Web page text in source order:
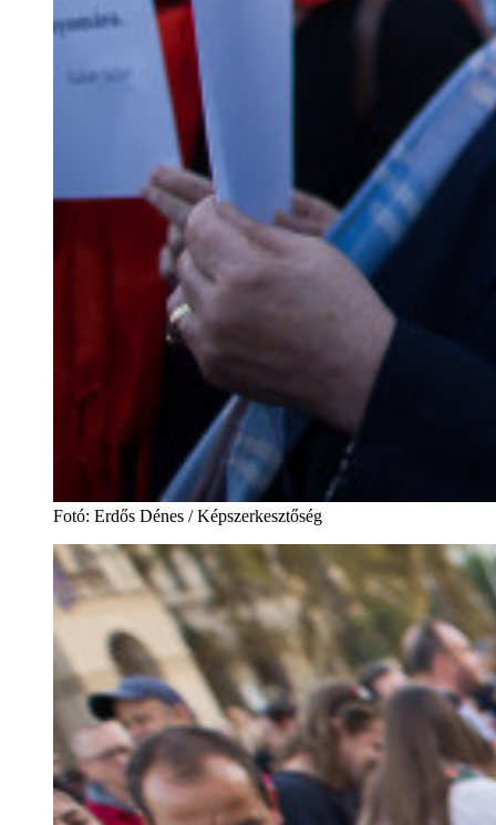
Fotó: Erdős Dénes / Képszerkesztőség